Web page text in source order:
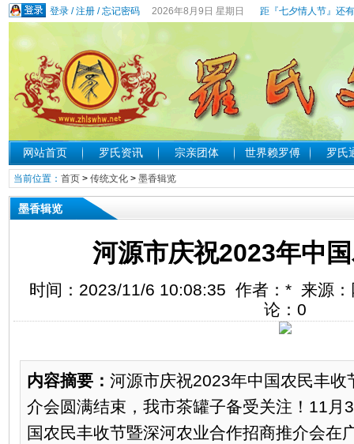
登录/注册/忘记密码 2026年8月9日 星期日 距『七夕情人节』还
网站首页 罗氏资讯 宗亲团体 世界赖罗傅 罗氏
当前位置： 首页> 传统文化> 墨香辑览
墨香辑览
河源市庆祝2023年中
时间：2023/11/6 10:08:35 作者：* 来源
论： 0
内容摘要： 河源市庆祝2023年中国农民丰收
介会圆满结束，我市茶罐子备受关注！11月
国农民丰收节暨深河农业合作招商推介会在